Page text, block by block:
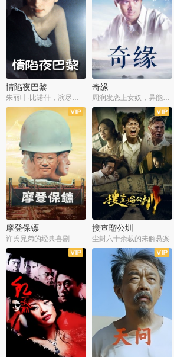
情陷夜巴黎
朱丽叶·比诺什，演尽失爱之痛
奇缘
周润发恋上女奴，异能护体战邪派
摩登保镖
许氏兄弟的经典喜剧
搜查瑠公圳
尘封六十余载的未解悬案